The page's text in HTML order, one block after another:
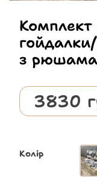
з рюшама
3830
Колір